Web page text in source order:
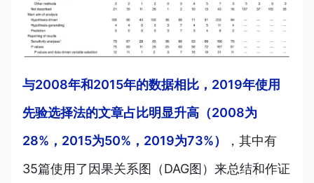
与2008年和2015年的数据相比，2019年使用
先验选择法的文章占比明显升高（2008为
28%，2015为50%，2019为73%）
，其中有
35篇使用了因果关系图（DAG图）来总结和作证